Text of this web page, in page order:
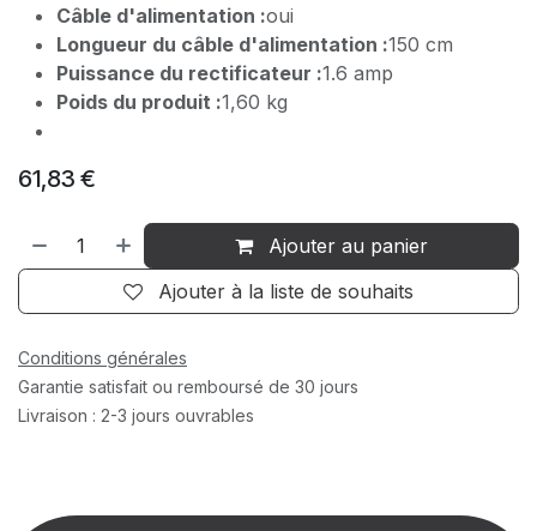
Câble d'alimentation :oui
Longueur du câble d'alimentation :150 cm
Puissance du rectificateur :1.6 amp
Poids du produit :1,60 kg
61,83 €
Ajouter au panier
Ajouter à la liste de souhaits
Conditions générales
Garantie satisfait ou remboursé de 30 jours
Livraison : 2-3 jours ouvrables